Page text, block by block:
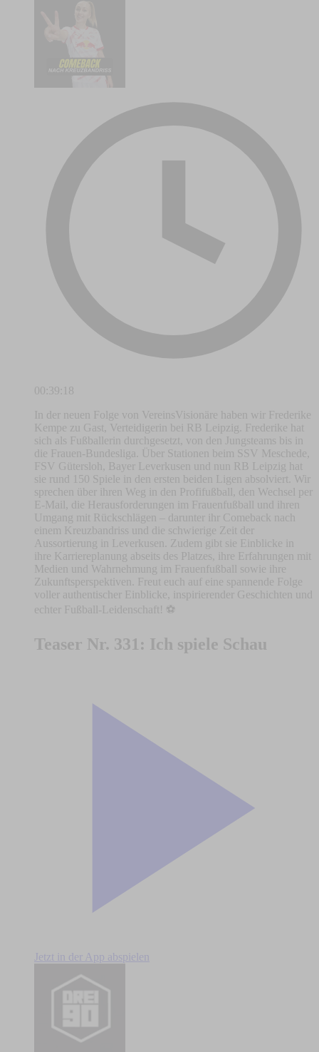
00:39:18
In der neuen Folge von VereinsVisionäre haben wir Frederike
Kempe zu Gast, Verteidigerin bei RB Leipzig. Frederike hat
sich als Fußballerin durchgesetzt, von den Jungsteams bis in
die Frauen-Bundesliga. Über Stationen beim SSV Meschede,
FSV Gütersloh, Bayer Leverkusen und nun RB Leipzig hat
sie rund 150 Spiele in den ersten beiden Ligen absolviert. Wir
sprechen über ihren Weg in den Profifußball, den Wechsel per
E-Mail, die Herausforderungen im Frauenfußball und ihren
Umgang mit Rückschlägen – darunter ihr Comeback nach
einem Kreuzbandriss und die schwierige Zeit der
Aussortierung in Leverkusen. Zudem gibt sie Einblicke in
ihre Karriereplanung abseits des Platzes, ihre Erfahrungen mit
Medien und Wahrnehmung im Frauenfußball sowie ihre
Zukunftsperspektiven. Freut euch auf eine spannende Folge
voller authentischer Einblicke, inspirierender Geschichten und
echter Fußball-Leidenschaft! ⚽
Teaser Nr. 331: Ich spiele Schau
Jetzt in der App abspielen